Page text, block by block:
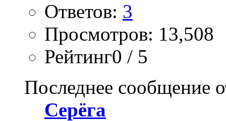
Ответов: 3
Просмотров: 13,508
Рейтинг0 / 5
Последнее сообщение
Серёга